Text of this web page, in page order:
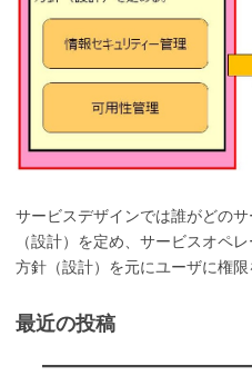
サービスデザインでは誰がどの
（設計）を定め、サービスオペ
方針（設計）を元にユーザに権限
最近の投稿